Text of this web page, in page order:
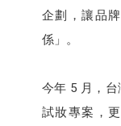
企劃，讓品
係」。
今年 5 月，台
試妝專案，